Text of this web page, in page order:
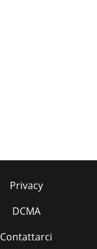
Privacy
DCMA
Contattarci